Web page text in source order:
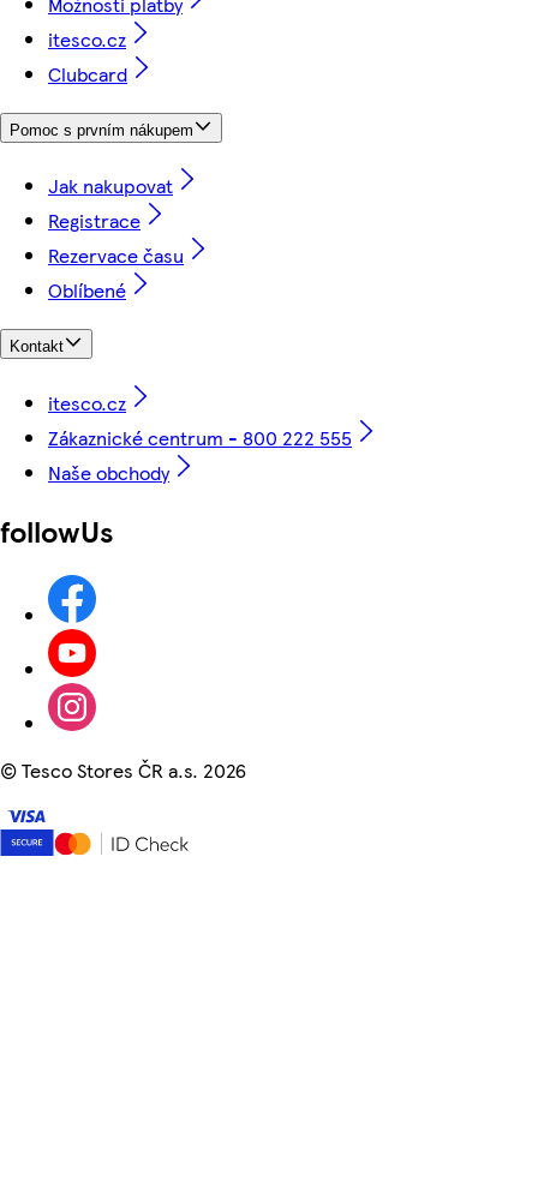
itesco.cz
Clubcard
Pomoc s prvním nákupem
Jak nakupovat
Registrace
Rezervace času
Oblíbené
Kontakt
itesco.cz
Zákaznické centrum - 800 222 555
Naše obchody
followUs
©Tesco Stores ČR a.s. 2026